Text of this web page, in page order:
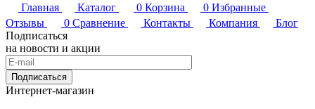
Главная
Каталог 0 Корзина 0 Избранные
Отзывы
0 Сравнение Контакты Компания
Блог
Подписаться
на новости и акции
Подписаться
Интернет-магазин